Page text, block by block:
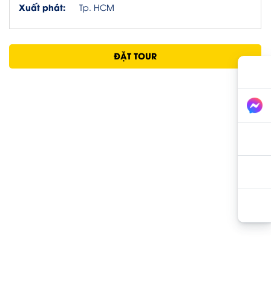
Xuất phát: Tp. HCM
ĐẶT TOUR